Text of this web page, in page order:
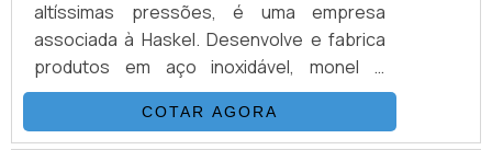
altíssimas pressões, é uma empresa
associada à Haskel. Desenvolve e fabrica
produtos em aço inoxidável, monel e
hasteloy, seus principais ítens são válvulas
esfera, agulha, retenção, tubos conexões
COTAR AGORA